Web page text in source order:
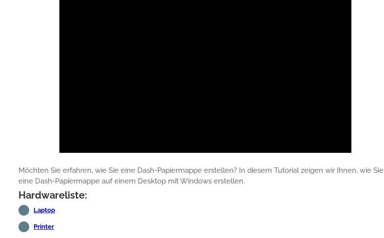
Möchten Sie erfahren, wie Sie eine Dash-Papiermappe erstellen? In diesem Tutorial zeigen wir Ihnen, wie Sie
eine Dash-Papiermappe auf einem Desktop mit Windows erstellen.
Hardwareliste:
Laptop
Printer